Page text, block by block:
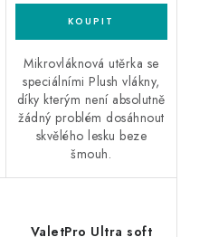
Mikrovláknová utěrka se
speciálními Plush vlákny,
díky kterým není absolutně
žádný problém dosáhnout
skvělého lesku beze
šmouh.
ValetPro Ultra soft